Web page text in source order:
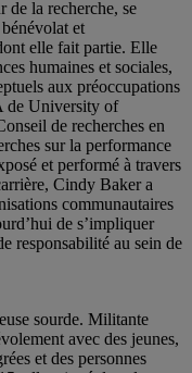
de la recherche, se
et
elle fait partie. Elle
humaines et sociales,
aux préoccupations
de University of
de recherches en
sur la performance
et performé à travers
Cindy Baker a
communautaires
de s’impliquer
responsabilité au sein de
sourde. Militante
avec des jeunes,
et des personnes